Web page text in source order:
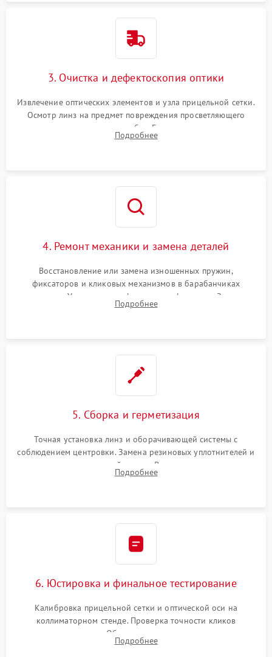
3. Очистка и дефектоскопия оптики
Извлечение оптических элементов и узла прицельной сетки.
Осмотр линз на предмет повреждения просветляющего
покрытия или появления грибка. Бережная очистка стекол
спецрастворами. Проверка целостности гравированной
Подробнее
4. Ремонт механики и замена деталей
Восстановление или замена изношенных пружин,
фиксаторов и кликовых механизмов в барабанчиках
поправок. Устранение люфтов в трансфокаторе. Замена
поврежденных линз, разбитой сетки или восстановление
Подробнее
5. Сборка и герметизация
Точная установка линз и оборачивающей системы с
соблюдением центровки. Замена резиновых уплотнителей и
нанесение влагозащитной смазки. Вакуумирование корпуса
и заполнение его осушенным азотом или аргоном для
Подробнее
6. Юстировка и финальное тестирование
Калибровка прицельной сетки и оптической оси на
коллиматорном стенде. Проверка точности кликов
механизма поправок. Обязательное испытание прицела на
ударном стенде для проверки устойчивости к отдаче и
Подробнее